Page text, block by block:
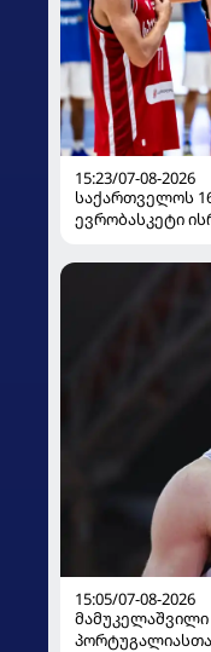
15:23/07-08-2026
საქართველოს
ევრობასკეტი
15:05/07-08-2026